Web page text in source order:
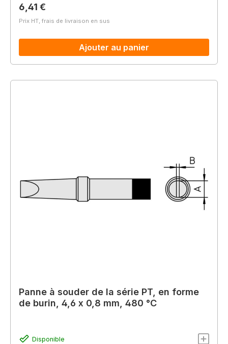
Prix régulier :
6,41 €
Prix HT, frais de livraison en sus
Ajouter au panier
Panne à souder de la série PT, en forme
de burin, 4,6 x 0,8 mm, 480 °C
Disponible